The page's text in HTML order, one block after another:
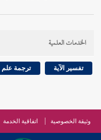
تناظر قصيدةابن
مواقفالنفري
وسعيد الفرغاني
والششتريصاحب
صاحب فك الأزرار عن
الخدمات العلمية
تفسير الآية ترجمة علم
وثيقة الخصوصية اتفاقية الخدمة